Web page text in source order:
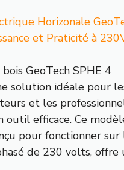
Horizonale
et Praticité à
GeoTech SPHE 4
solution idéale pour
et les
outil efficace. Ce
pour fonctionner sur
de 230 volts, offre